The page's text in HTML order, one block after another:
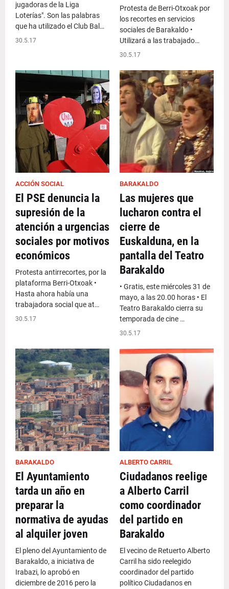
jugadoras de la Liga
Loterías". Son las palabras
que ha utilizado el Club Bal…
30.5.17
Protesta de Berri-Otxoak por
los recortes en servicios
sociales de Barakaldo •
Utilizará a las trabajado…
30.5.17
ACCIÓN SOCIAL
El PSE denuncia la
supresión de la
atención a urgencias
sociales por motivos
económicos
Protesta antirrecortes, por la
plataforma Berri-Otxoak •
Hasta ahora había una
trabajadora social que at…
30.5.17
BARAKALDO
Las mujeres que
lucharon contra el
cierre de
Euskalduna, en la
pantalla del Teatro
Barakaldo
• Gratis, este miércoles 31 de
mayo, a las 20.00 horas • El
Teatro Barakaldo cierra su
temporada de cine …
30.5.17
BARAKALDO
El Ayuntamiento
tarda un año en
preparar la
normativa de ayudas
al alquiler joven
El pleno del Ayuntamiento de
Barakaldo, a iniciativa de
Irabazi, lo aprobó en
diciembre de 2016 pero la
ALBERTO CARRIL
Ciudadanos reelige
a Alberto Carril
como coordinador
del partido en
Barakaldo
El vecino de Retuerto Alberto
Carril ha sido reelegido
coordinador del partido
político Ciudadanos en